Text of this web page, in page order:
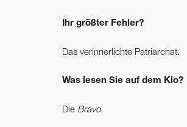
Ihr größter Fehler?
Das verinnerlichte Patriarchat.
Was lesen Sie auf dem Klo?
Die Bravo.